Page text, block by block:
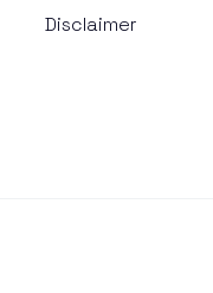
Disclaimer